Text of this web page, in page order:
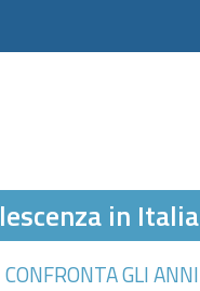
in Italia
CONFRONTA GLI ANNI